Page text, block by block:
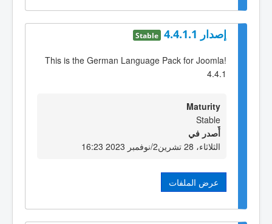
إصدار 4.4.1.1 Stable
This is the German Language Pack for Joomla!
4.4.1
Maturity
Stable
أٌصدر في
الثلاثاء، 28 تشرين2/نوفمبر 2023 16:23
عرض الملفات